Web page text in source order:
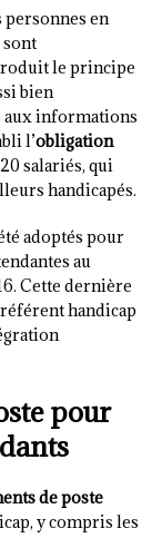
en
sont
le principe
bien
aux informations
l’obligation
salariés, qui
handicapés.
adoptés pour
au
Cette dernière
handicap
pour
de poste
y compris les